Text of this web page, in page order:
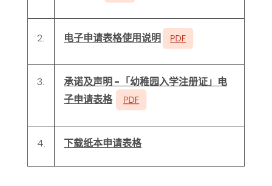
2. 电子申请表格使用说明
3.
承诺及声明 -「幼稚园入学注册证」电
子申请表格
4. 下载纸本申请表格